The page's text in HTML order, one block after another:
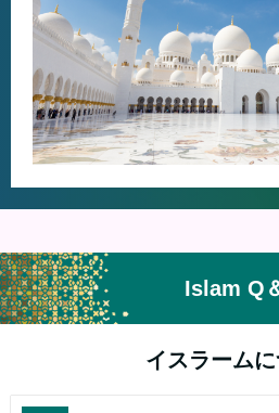
Islam Q
イスラーム